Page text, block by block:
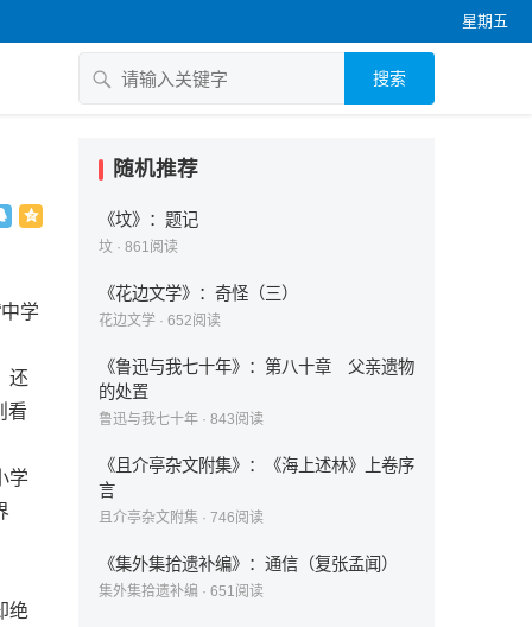
星期五
搜索
学
还
看
学
绝
随机推荐
《坟》：题记
坟 · 861阅读
《花边文学》：奇怪（三）
花边文学 · 652阅读
《鲁迅与我七十年》：第八十章 父亲遗物
的处置
鲁迅与我七十年 · 843阅读
《且介亭杂文附集》：《海上述林》上卷序
言
且介亭杂文附集 · 746阅读
《集外集拾遗补编》：通信（复张孟闻）
集外集拾遗补编 · 651阅读